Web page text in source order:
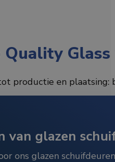
productie en
van glazen
ons glazen